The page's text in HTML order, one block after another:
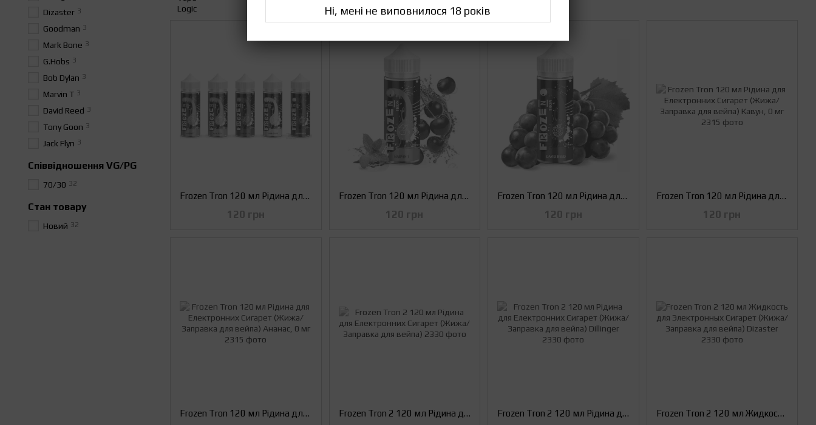
Frozen Tron 120 мл Рідина для Електронних Сигарет (Жижа/Заправка для вейпа)
120 грн
Frozen Tron 120 мл Рідина для Електронних Сигарет (Жижа/Заправка для вейпа) Вишня, 0 мг
120 грн
Frozen Tron 120 мл Рідина для Електронних Сигарет (Жижа/Заправка для вейпа) Виноград, 0 мг
120 грн
Frozen Tron 120 мл Рідина для Електронних Сигарет (Жижа/Заправка для вейпа) Кавун, 0 мг
120 грн
Frozen Tron 120 мл Рідина для Електронних Сигарет (Жижа/Заправка для вейпа) Ананас, 0 мг Frozen Tron 2 120 мл Рідина для Електронних Сигарет (Жижа/Заправка для вейпа) Frozen Tron 2 120 мл Рідина для Електронних Сигарет (Жижа/Заправка для вейпа) Dillinger Frozen Tron 2 120 мл Жидкость для Электронных Сигарет (Жижа/Заправка для вейпа) Dizaster
Dizaster 3
Goodman 3
Mark Bone 3
G.Hobs 3
Bob Dylan 3
Marvin T 3
David Reed 3
Tony Goon 3
Jack Flyn 3
Співвідношення VG/PG
70/30 32
Стан товару
Новий 32
Ні, мені не виповнилося 18 років